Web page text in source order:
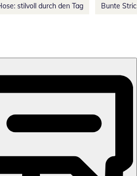
stilvoll durch den Tag Bunte